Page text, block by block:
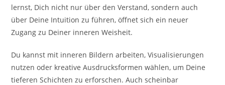
lernst, Dich nicht nur über den Verstand, sondern auch
über Deine Intuition zu führen, öffnet sich ein neuer
Zugang zu Deiner inneren Weisheit.
Du kannst mit inneren Bildern arbeiten, Visualisierungen
nutzen oder kreative Ausdrucksformen wählen, um Deine
tieferen Schichten zu erforschen. Auch scheinbar